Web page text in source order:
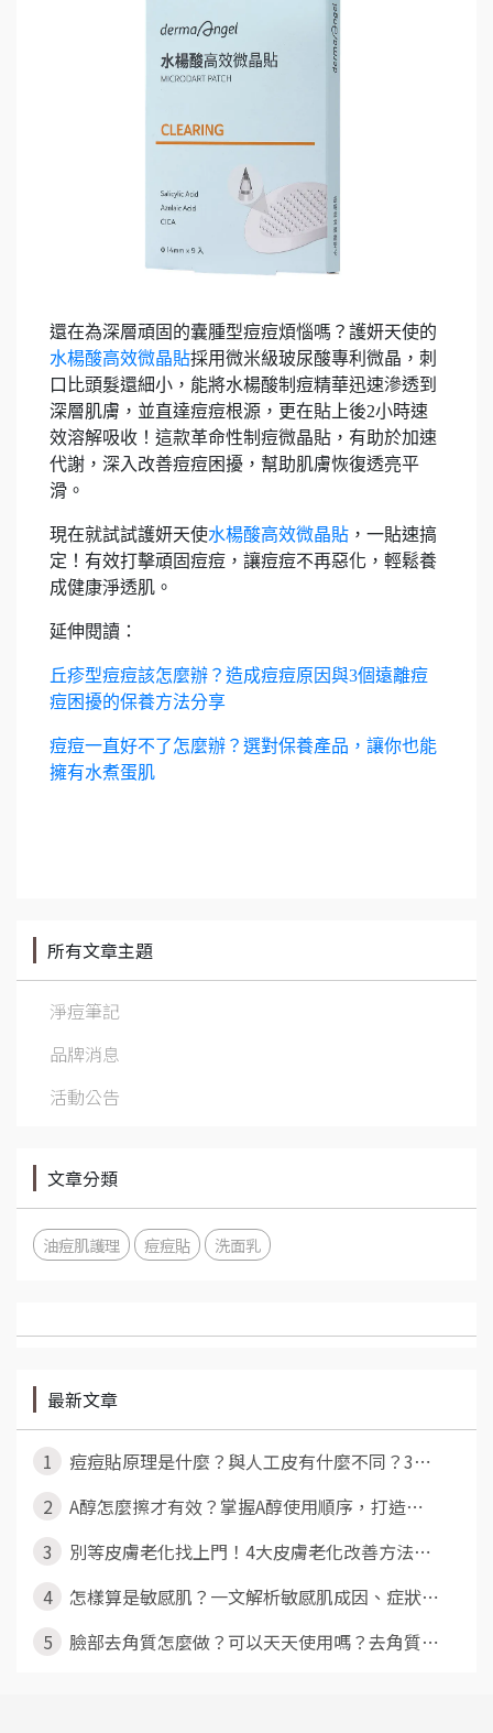
還在為深層頑固的囊腫型痘痘煩惱嗎？護妍天使的
水楊酸高效微晶貼採用微米級玻尿酸專利微晶，刺
口比頭髮還細小，能將水楊酸制痘精華迅速滲透到
深層肌膚，並直達痘痘根源，更在貼上後2小時速
效溶解吸收！這款革命性制痘微晶貼，有助於加速
代謝，深入改善痘痘困擾，幫助肌膚恢復透亮平
滑。
現在就試試護妍天使水楊酸高效微晶貼 ，一貼速搞
定！有效打擊頑固痘痘，讓痘痘不再惡化，輕鬆養
成健康淨透肌。
延伸閱讀：
丘疹型痘痘該怎麼辦？造成痘痘原因與3個遠離痘
痘困擾的保養方法分享
痘痘一直好不了怎麼辦？選對保養產品，讓你也能
擁有水煮蛋肌
所有文章主題
淨痘筆記
品牌消息
活動公告
文章分類
油痘肌護理 痘痘貼 洗面乳
最新文章
1
痘痘貼原理是什麼？與人工皮有什麼不同？3⋯
2
A醇怎麼擦才有效？掌握A醇使用順序，打造⋯
3
別等皮膚老化找上門！4大皮膚老化改善方法⋯
4
怎樣算是敏感肌？一文解析敏感肌成因、症狀⋯
5
臉部去角質怎麼做？可以天天使用嗎？去角質⋯